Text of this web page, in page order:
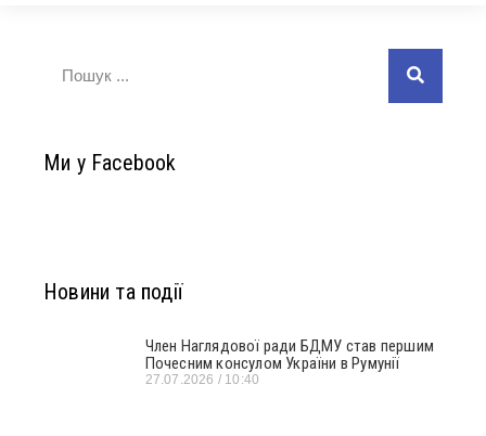
Ми у Facebook
Новини та події
Член Наглядової ради БДМУ став першим
Почесним консулом України в Румунії
27.07.2026 10:40